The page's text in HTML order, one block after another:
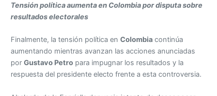
Tensión política aumenta en Colombia por disputa sobre
resultados electorales
Finalmente, la tensión política enColombia continúa
aumentando mientras avanzan las acciones anunciadas
porGustavo Petro para impugnar los resultados y la
respuesta del presidente electo frente a esta controversia.